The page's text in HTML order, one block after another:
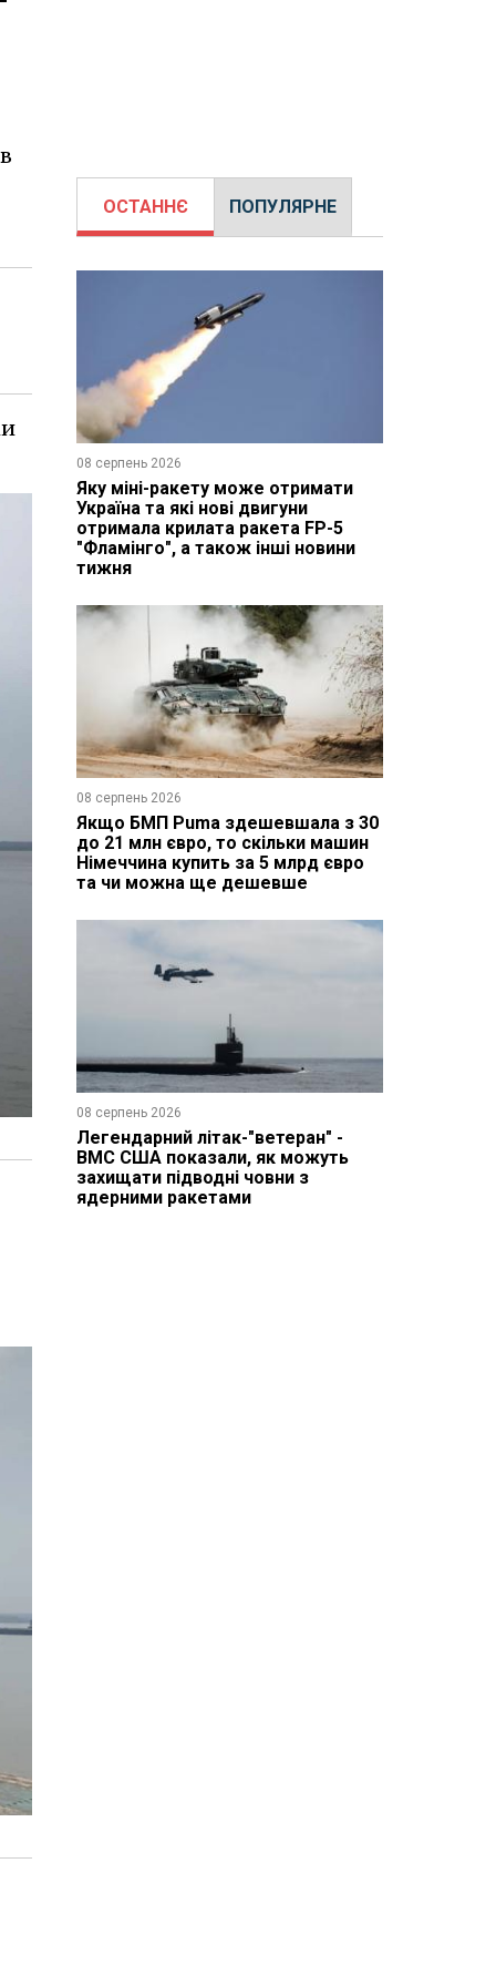
ОСТАННЄ ПОПУЛЯРНЕ
08 серпень 2026
Яку міні-ракету може отримати
Україна та які нові двигуни
отримала крилата ракета FP-5
"Фламінго", а також інші новини
тижня
08 серпень 2026
Якщо БМП Puma здешевшала з 30
до 21 млн євро, то скільки машин
Німеччина купить за 5 млрд євро
та чи можна ще дешевше
08 серпень 2026
Легендарний літак-"ветеран" -
ВМС США показали, як можуть
захищати підводні човни з
ядерними ракетами